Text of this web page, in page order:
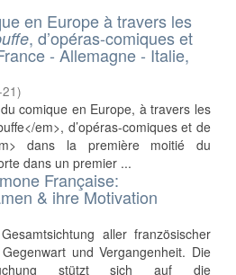
en Europe à travers les
, d’opéras-comiques et
- Allemagne - Italie,
)
comique en Europe, à travers les
em>, d’opéras-comiques et de
dans la première moitié du
dans un premier ...
Française:
& ihre Motivation
aller französischer
und Vergangenheit. Die
stützt sich auf die